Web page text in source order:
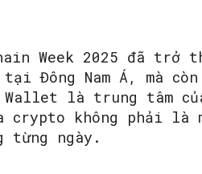
Week 2025 đã trở
tại Đông Nam Á, mà
là trung tâm
crypto không phải là
từng ngày.